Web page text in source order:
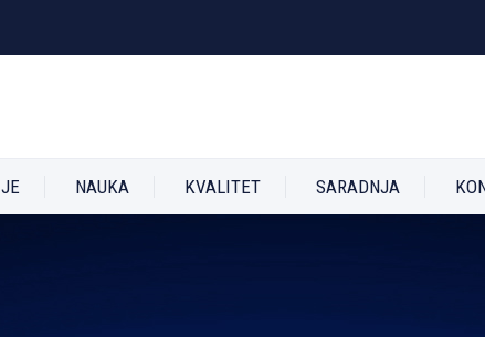
NAUKA KVALITET SARADNJA